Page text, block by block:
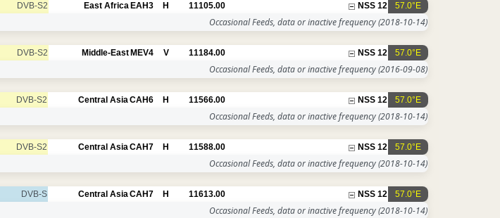
57.0°E
NSS 12
11105.00
H
EAH3
East Africa
DVB-S2
Occasional Feeds, data or inactive frequency(2018-10-14)
57.0°E
NSS 12
11184.00
V
MEV4
Middle-East
DVB-S2
Occasional Feeds, data or inactive frequency(2016-09-08)
57.0°E
NSS 12
11566.00
H
CAH6
Central Asia
DVB-S2
Occasional Feeds, data or inactive frequency(2018-10-14)
57.0°E
NSS 12
11588.00
H
CAH7
Central Asia
DVB-S2
Occasional Feeds, data or inactive frequency(2018-10-14)
57.0°E
NSS 12
11613.00
H
CAH7
Central Asia
DVB-S
Occasional Feeds, data or inactive frequency(2018-10-14)